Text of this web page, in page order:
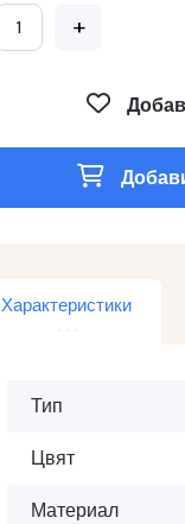
+
Характеристики
Тип
Цвят
Материал